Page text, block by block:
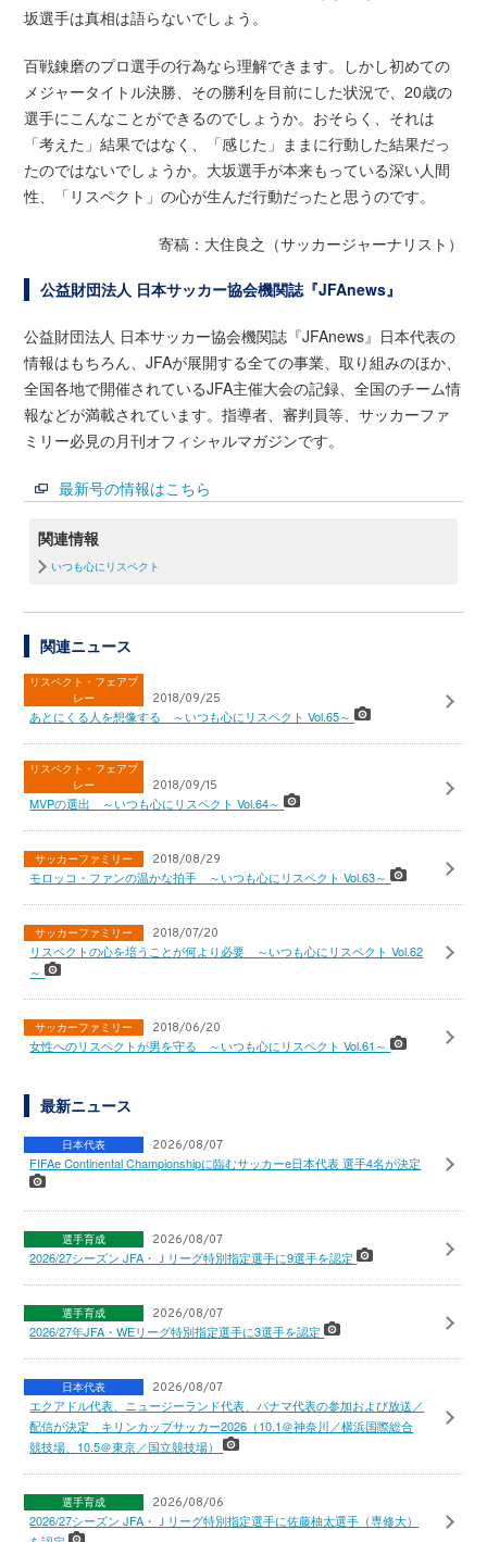
坂選手は真相は語らないでしょう。
百戦錬磨のプロ選手の行為なら理解できます。しかし初めての
メジャータイトル決勝、その勝利を目前にした状況で、20歳の
選手にこんなことができるのでしょうか。おそらく、それは
「考えた」結果ではなく、「感じた」ままに行動した結果だっ
たのではないでしょうか。大坂選手が本来もっている深い人間
性、「リスペクト」の心が生んだ行動だったと思うのです。
寄稿：大住良之（サッカージャーナリスト）
公益財団法人 日本サッカー協会機関誌『JFAnews』
公益財団法人 日本サッカー協会機関誌『JFAnews』日本代表の
情報はもちろん、JFAが展開する全ての事業、取り組みのほか、
全国各地で開催されているJFA主催大会の記録、全国のチーム情
報などが満載されています。指導者、審判員等、サッカーファ
ミリー必見の月刊オフィシャルマガジンです。
最新号の情報はこちら
関連情報
いつも心にリスペクト
関連ニュース
リスペクト・フェアプ
レー
2018/09/25
あとにくる人を想像する ～いつも心にリスペクト Vol.65～
リスペクト・フェアプ
レー
2018/09/15
MVPの選出 ～いつも心にリスペクト Vol.64～
サッカーファミリー 2018/08/29
モロッコ・ファンの温かな拍手 ～いつも心にリスペクト Vol.63～
サッカーファミリー 2018/07/20
リスペクトの心を培うことが何より必要 ～いつも心にリスペクト Vol.62
～
サッカーファミリー 2018/06/20
女性へのリスペクトが男を守る ～いつも心にリスペクト Vol.61～
最新ニュース
日本代表 2026/08/07
FIFAe Continental Championshipに臨むサッカーe日本代表 選手4名が決定
選手育成 2026/08/07
2026/27シーズン JFA・Ｊリーグ特別指定選手に9選手を認定
選手育成 2026/08/07
2026/27年JFA・WEリーグ特別指定選手に3選手を認定
日本代表 2026/08/07
エクアドル代表、ニュージーランド代表、パナマ代表の参加および放送／
配信が決定 キリンカップサッカー2026（10.1＠神奈川／横浜国際総合
競技場、10.5＠東京／国立競技場）
選手育成 2026/08/06
2026/27シーズン JFA・Ｊリーグ特別指定選手に佐藤柚太選手（専修大）